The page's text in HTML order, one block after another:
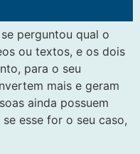
perguntou qual o
ou textos, e os dois
para o seu
mais e geram
ainda possuem
esse for o seu caso,